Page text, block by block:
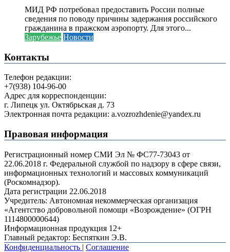
МИД РФ потребовал предоставить России полные
сведения по поводу причины задержания российского
гражданина в пражском аэропорту. Для этого...
Зарубежье Новости
Контакты
Телефон редакции:
+7(938) 104-96-00
Адрес для корреспонденции:
г. Липецк ул. Октябрьская д. 73
Электронная почта редакции: a.vozrozhdenie@yandex.ru
Правовая информация
Регистрационный номер СМИ Эл № ФС77-73043 от
22.06.2018 г. Федеральной службой по надзору в сфере связи,
информационных технологий и массовых коммуникаций
(Роскомнадзор).
Дата регистрации 22.06.2018
Учредитель: Автономная некоммерческая организация
«Агентство добровольной помощи «Возрождение» (ОГРН
1114800000644)
Информационная продукция 12+
Главный редактор: Беспяткин Э.В.
Конфиденциальность | Соглашение